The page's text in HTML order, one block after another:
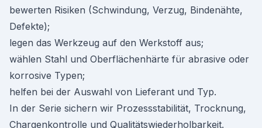
bewerten Risiken (Schwindung, Verzug, Bindenähte,
Defekte);
legen das Werkzeug auf den Werkstoff aus;
wählen Stahl und Oberflächenhärte für abrasive oder
korrosive Typen;
helfen bei der Auswahl von Lieferant und Typ.
In der Serie sichern wir Prozessstabilität, Trocknung,
Chargenkontrolle und Qualitätswiederholbarkeit.